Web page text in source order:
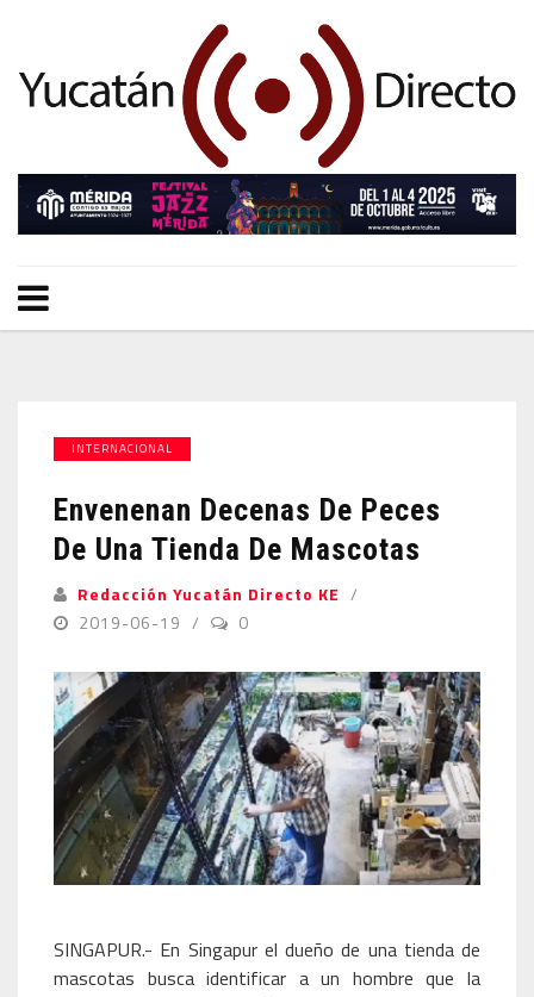
INTERNACIONAL
Envenenan Decenas De Peces
De Una Tienda De Mascotas
Redacción Yucatán Directo KE
2019-06-19
0
SINGAPUR.- En Singapur el dueño de una tienda de
mascotas busca identificar a un hombre que la